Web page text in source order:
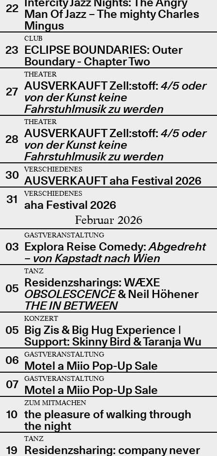
22 Man Of Jazz – The mighty Charles
Mingus
23
CLUB
ECLIPSE BOUNDARIES: Outer
Boundary - Chapter Two
27
THEATER
AUSVERKAUFT Zell:stoff: 4/5 oder
von der Kunst keine
Fahrstuhlmusik zu werden
28
THEATER
AUSVERKAUFT Zell:stoff: 4/5 oder
von der Kunst keine
Fahrstuhlmusik zu werden
30
VERSCHIEDENES
AUSVERKAUFT aha Festival 2026
31
VERSCHIEDENES
aha Festival 2026
Februar 2026
03
GASTVERANSTALTUNG
Explora Reise Comedy:Abgedreht
– von Kapstadt nach Wien
05
TANZ
Residenzsharings: WÆXE
OBSOLESCENCE& Neil Höhener
THE IN BETWEEN
05
KONZERT
Big Zis & Big Hug Experience |
Support: Skinny Bird & Taranja Wu
06
GASTVERANSTALTUNG
Motel a Miio Pop-Up Sale
07
GASTVERANSTALTUNG
Motel a Miio Pop-Up Sale
10
ZUM MITMACHEN
the pleasure of walking through
the night
19
TANZ
Residenzsharing: company never